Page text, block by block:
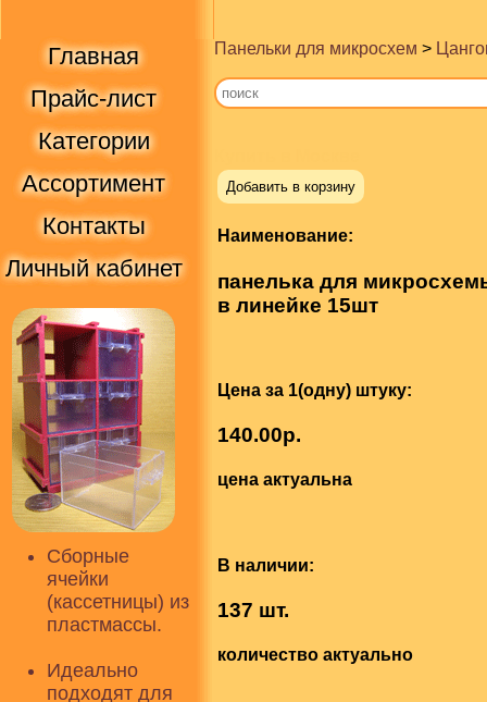
Главная
Прайс-лист
Категории
Ассортимент
Контакты
Личный кабинет
Сборные
ячейки
(кассетницы) из
пластмассы.
Идеально
подходят для
Панельки для микросхем >
Добавить в корзину
Наименование:
панелька для
в линейке 15шт
Цена за 1(одну) штуку:
140.00р.
цена актуальна
В наличии:
137 шт.
количество актуально